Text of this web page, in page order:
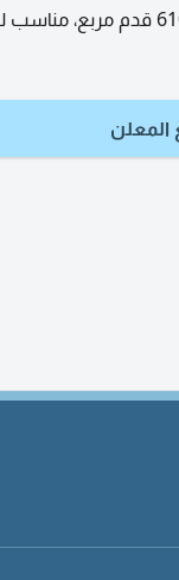
بين عجمان وباقي الامارات، مع مساحة
المعلن